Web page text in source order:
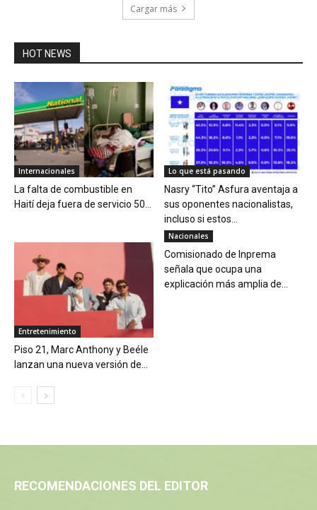
Cargar más
HOT NEWS
Internacionales
La falta de combustible en
Haití deja fuera de servicio 50...
Lo que está pasando
Nasry “Tito” Asfura aventaja a
sus oponentes nacionalistas,
incluso si estos...
Entretenimiento
Piso 21, Marc Anthony y Beéle
lanzan una nueva versión de...
Nacionales
Comisionado de Inprema
señala que ocupa una
explicación más amplia de...
RECOMENDACIONES DEL EDITOR